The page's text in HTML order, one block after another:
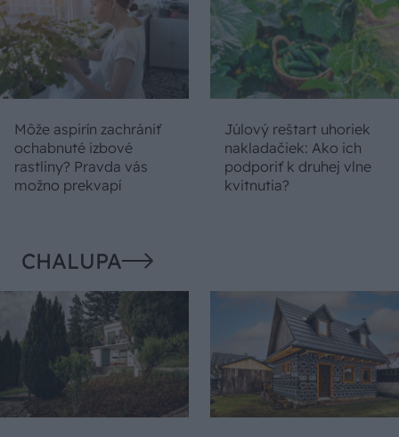
Môže aspirín zachrániť
ochabnuté izbové
rastliny? Pravda vás
možno prekvapí
Júlový reštart uhoriek
nakladačiek: Ako ich
podporiť k druhej vlne
kvitnutia?
CHALUPA